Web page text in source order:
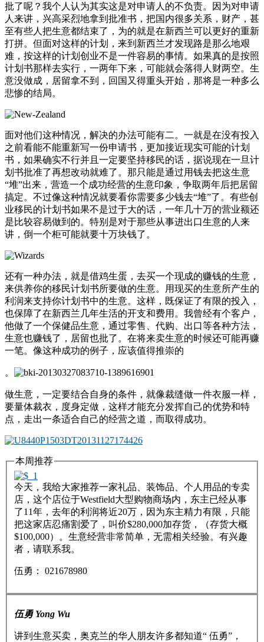
批了呢？我个人认为其实这是对申请人的不负责。因为对申请
人来讲，兴高采烈地拿到批准书，把国内很多关系，财产，甚
至有些人把生意都结束了，为的就是在新西兰可以更好的重新
打拼。但面对这样的计划，来到新西兰才发现路是那么地艰
难，按这样的计划创业不是一件容易的事情。如果真的是按照
计划书那样去实行，一两年下来，可能就会落得人财两空。生
意没做成，居留拿不到，回国又得重头开始，那将是一种多么
悲惨的结局。
面对他们这种情况，解决的办法可能有二。一就是在没有投入
之前看能不能重新写一份申请书，更加接近现实可能的计划
书，如果确实不行并且一定要坚持移民的话，据说现在一旦计
划书批准了再想改动就难了。那只能是通过用钱去把这生意
“堆”出来，营造一个成功经营的生意印象，争取两年后把居留
搞定。不过像这种情况就要看你需要多少钱去“堆”了。有些创
业移民的计划书如果不是过于大的话，一年几十万的营业额还
是比较容易做到的。特别是对于那些从事进出口生意的人来
讲，倒一个柜可能就要十万块钱了。
还有一种办法，就是借鸡生蛋，去买一个现成的赚钱的生意，
来供养你的移民计划书所要做的生意。用现买的生意所产生的
利润来支持你计划书中的生意。这样，既保证了有限的投入，
也保障了在新西兰几年生活的开支和费用。我曾经有个客户，
他做了一个保健品生意，通过零售、代购、出口等各种方法，
生意也赚钱了，居留也批了。在将来卖生意的时候还可能再赚
一笔。像这种成功的例子，应该值得推崇的
。
做生意，一定要结合自身的条件，就像裁缝做一件衣服一样，
要量体裁衣，度身定做，这样才能充分发挥自己的优势和特
点，走出一条适合自己的经营之道，而取得成功。
本周推荐
今天，我给大家推荐一家礼品、装饰品、个人用品的专卖
店，这个店位于Westfield大型购物商场内，东主已经从事
了11年，去年的利润将近20万，因为东主精力有限，只能
把这家店忍痛割爱了，叫价$280,000加存货，（存货大概
$100,000）。生意经营非常简单，无需相关经验。有兴趣
者，请联系我。
伍勇： 021678980
伍勇 Yong Wu
讲到生意买卖，奥克兰的华人朋友许多都知道“ 伍勇”，